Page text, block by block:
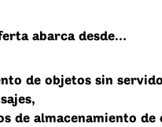
abarca desde…
de objetos sin
de almacenamiento de